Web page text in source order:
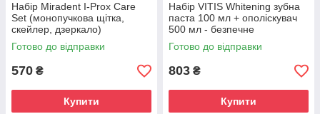
Набір Miradent I-Prox Care
Set (монопучкова щітка,
скейлер, дзеркало)
Готово до відправки
570 ₴
Купити
Набір VITIS Whitening зубна
паста 100 мл + ополіскувач
500 мл - безпечне
відбілювання, захист емалі
Готово до відправки
803 ₴
Купити